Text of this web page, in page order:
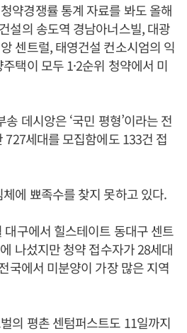
약경쟁률 통계 자료를 봐도 올해
설의 송도역 경남아너스빌, 대광
센트럴, 태영건설 컨소시엄의 익
택이 모두 1·2순위 청약에서 미
데시앙은 ‘국민 평형’이라는 전
세대를 모집함에도 133건 접
에 뾰족수를 찾지 못하고 있다.
구에서 힐스테이트 동대구 센트
나섰지만 청약 접수자가 28세대
국에서 미분양이 가장 많은 지역
의 평촌 센텀퍼스트도 11일까지